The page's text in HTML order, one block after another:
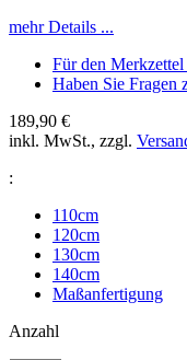
mehr Details ...
Für den
Haben Sie Fragen
189,90 €
inkl. MwSt., zzgl.
:
110cm
120cm
130cm
140cm
Maßanfertigung
Anzahl